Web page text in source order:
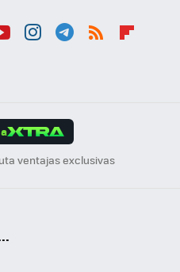
ventajas exclusivas